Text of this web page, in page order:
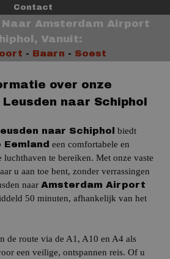
Contact
Amsterdam Airport
Vanuit:
- Baarn - Soest
over onze
naar Schiphol
naar Schiphol
biedt
een comfortabele en
te bereiken. Met onze vaste
u aan toe bent, zonder verrassingen
naar Amsterdam Airport
50 minuten, afhankelijk van het
de route via de A1, A10 en A4 als
een veilige, ontspannen reis. Of u